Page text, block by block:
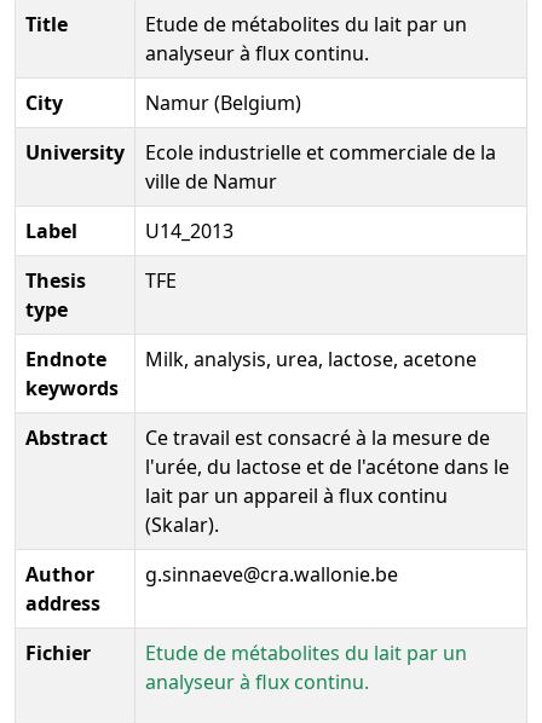
Title
Etude de métabolites du lait par un
analyseur à flux continu.
City
Namur (Belgium)
University
Ecole industrielle et commerciale de la
ville de Namur
Label
U14_2013
Thesis
type
TFE
Endnote
keywords
Milk, analysis, urea, lactose, acetone
Abstract
Ce travail est consacré à la mesure de
l'urée, du lactose et de l'acétone dans le
lait par un appareil à flux continu
(Skalar).
Author
address
g.sinnaeve@cra.wallonie.be
Fichier
Etude de métabolites du lait par un
analyseur à flux continu.